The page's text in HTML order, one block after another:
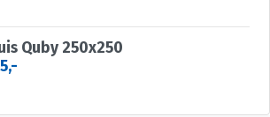
Quby 250x250